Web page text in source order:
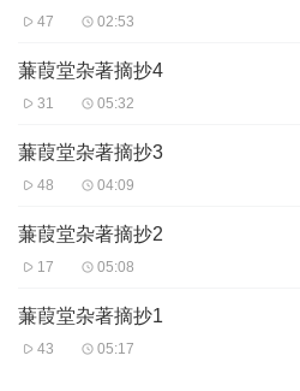
47 02:53
蒹葭堂杂著摘抄4
31 05:32
蒹葭堂杂著摘抄3
48 04:09
蒹葭堂杂著摘抄2
17 05:08
蒹葭堂杂著摘抄1
43 05:17